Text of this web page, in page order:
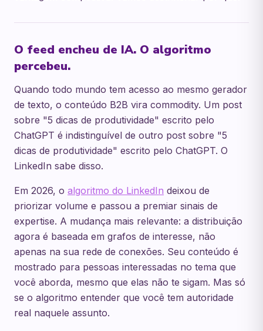
O feed encheu de IA. O algoritmo
percebeu.
Quando todo mundo tem acesso ao mesmo gerador
de texto, o conteúdo B2B vira commodity. Um post
sobre "5 dicas de produtividade" escrito pelo
ChatGPT é indistinguível de outro post sobre "5
dicas de produtividade" escrito pelo ChatGPT. O
LinkedIn sabe disso.
Em 2026, o algoritmo do LinkedIn deixou de
priorizar volume e passou a premiar sinais de
expertise. A mudança mais relevante: a distribuição
agora é baseada em grafos de interesse, não
apenas na sua rede de conexões. Seu conteúdo é
mostrado para pessoas interessadas no tema que
você aborda, mesmo que elas não te sigam. Mas só
se o algoritmo entender que você tem autoridade
real naquele assunto.